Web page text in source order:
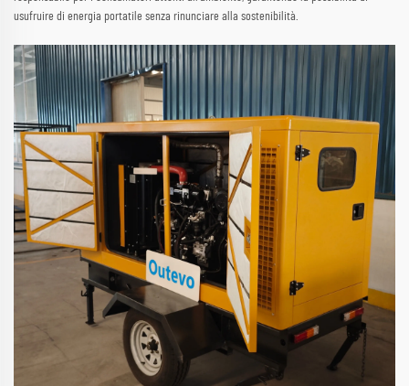
usufruire di energia portatile senza rinunciare alla sostenibilità.